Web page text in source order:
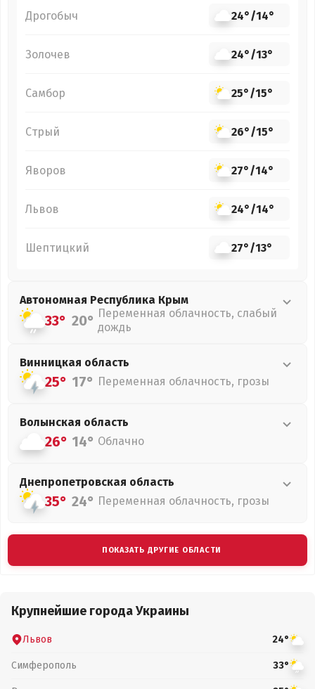
Дрогобыч 24°/14°
Золочев 24°/13°
Самбор 25°/15°
Стрый 26°/15°
Яворов 27°/14°
Львов 24°/14°
Шептицкий 27°/13°
Автономная Республика Крым
33° 20° Переменная облачность, слабый
дождь
Винницкая область
25° 17° Переменная облачность, грозы
Волынская область
26° 14° Облачно
Днепропетровская область
35° 24° Переменная облачность, грозы
ПОКАЗАТЬ ДРУГИЕ ОБЛАСТИ
Крупнейшие города Украины
Львов 24°
Симферополь 33°